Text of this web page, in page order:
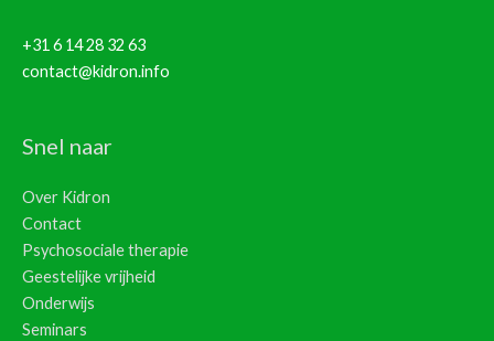
+31 6 14 28 32 63
contact@kidron.info
Snel naar
Over Kidron
Contact
Psychosociale therapie
Geestelijke vrijheid
Onderwijs
Seminars